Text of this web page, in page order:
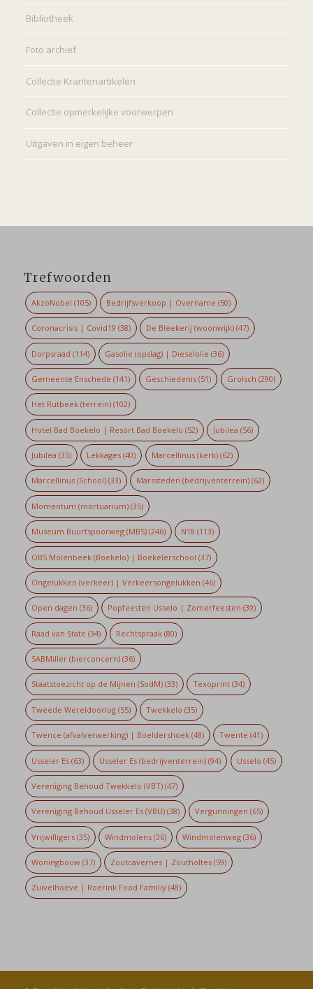
Bibliotheek
Foto archief
Collectie Krantenartikelen
Collectie opmerkelijke voorwerpen
Uitgaven in eigen beheer
Trefwoorden
AkzoNobel (105) Bedrijfsverkoop | Overname (50)
Coronacrisis | Covid19 (38) De Bleekerij (woonwijk) (47)
Dorpsraad (114) Gasolie (opslag) | Dieselolie (36)
Gemeente Enschede (141) Geschiedenis (51) Grolsch (290)
Het Rutbeek (terrein)(102)
Hotel Bad Boekelo | Resort Bad Boekelo (52) Jubilea (56)
Jubilea (35) Lekkages (40) Marcellinus (kerk)(62)
Marcellinus (School)(33) Marssteden (bedrijventerrein) (62)
Momentum (mortuarium)(35)
Museum Buurtspoorweg (MBS)(246) N18 (113)
OBS Molenbeek (Boekelo) | Boekelerschool (37)
Ongelukken (verkeer) | Verkeersongelukken (46)
Open dagen (36) Popfeesten Usselo | Zomerfeesten (39)
Raad van State (34) Rechtspraak (80)
SABMiller (bierconcern)(36)
Staatstoezicht op de Mijnen (SodM)(33) Texoprint (34)
Tweede Wereldoorlog(55) Twekkelo (35)
Twence (afvalverwerking) | Boeldershoek(48) Twente (41)
Usseler Es(63) Usseler Es (bedrijventerrein) (94) Usselo (45)
Vereniging Behoud Twekkelo (VBT)(47)
Vereniging Behoud Usseler Es (VBU)(38) Vergunningen (65)
Vrijwilligers(35) Windmolens (36) Windmolenweg(36)
Woningbouw(37) Zoutcavernes | Zoutholtes (59)
Zuivelhoeve | Roerink Food Familiy(48)